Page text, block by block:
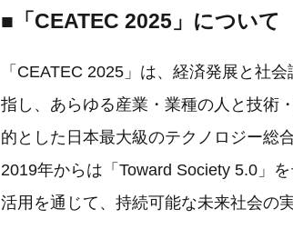
■「CEATEC 2025」について
「CEATEC 2025」は、経済発展と社
指し、あらゆる産業・業種の人と技術
的とした日本最大級のテクノロジー総合
2019年からは「Toward Society 5.0」
活用を通じて、持続可能な未来社会の